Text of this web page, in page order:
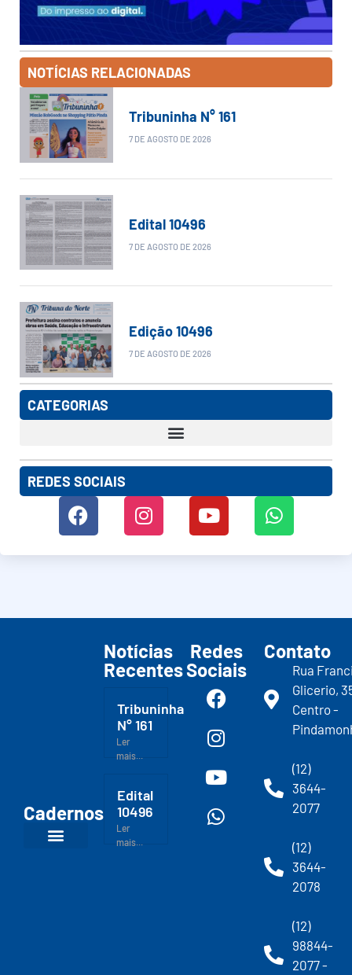
NOTÍCIAS RELACIONADAS
Tribuninha N° 161
7 DE AGOSTO DE 2026
Edital 10496
7 DE AGOSTO DE 2026
Edição 10496
7 DE AGOSTO DE 2026
CATEGORIAS
REDES SOCIAIS
Cadernos
Notícias
Recentes
Tribuninha
N° 161
Ler
mais...
Edital
10496
Ler
mais...
Redes
Sociais
Contato
Rua
Glicerio,
Centro -
(12)
3644-
2077
(12)
3644-
2078
(12)
98844-
2077 -